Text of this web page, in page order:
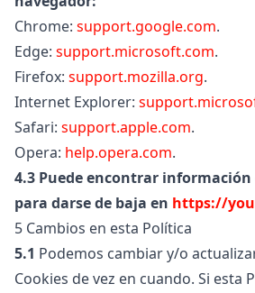
Chrome: support.google.com.
Edge: support.microsoft.com.
Firefox: support.mozilla.org.
Internet Explorer:
Safari: support.apple.com.
Opera: help.opera.com.
4.3 Puede encontrar información
para darse de baja en https://
5 Cambios en esta Política
5.1 Podemos cambiar y/o
Cookies de vez en cuando. Si esta